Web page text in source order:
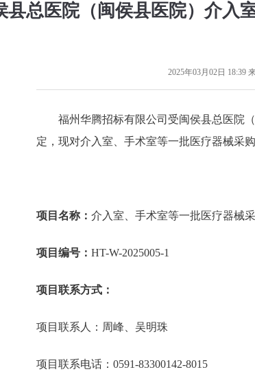
县总医院（闽侯县医院）介入
2025年03月02日 18:39
福州华腾招标有限公司受闽侯县总医院（
定，现对介入室、手术室等一批医疗器械采
项目名称： 介入室、手术室等一批医疗器械
项目编号： HT-W-2025005-1
项目联系方式：
项目联系人：周峰、吴明珠
项目联系电话：0591-83300142-8015